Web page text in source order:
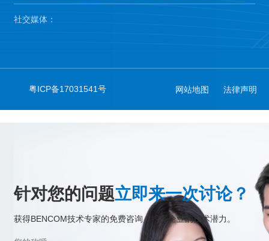
社交媒体：
粤ICP备17031541号 网站地图 法律声明
针对您的问题立即来一次讨论？
获得BENCOM技术专家的免费咨询，挖掘企业的技术潜力。